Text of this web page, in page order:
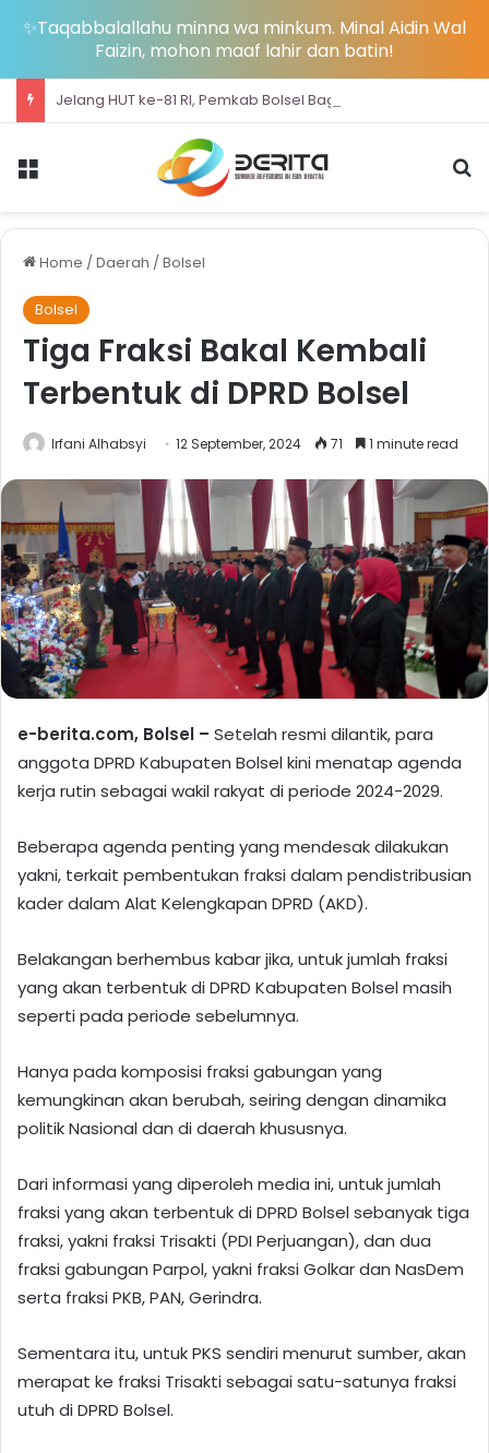
✨Taqabbalallahu minna wa minkum. Minal Aidin Wal
Faizin, mohon maaf lahir dan batin!
Home / Daerah / Bolsel
Bolsel
Tiga Fraksi Bakal Kembali
Terbentuk di DPRD Bolsel
Irfani Alhabsyi 12 September, 2024 71 1 minute read
e-berita.com, Bolsel – Setelah resmi dilantik, para
anggota DPRD Kabupaten Bolsel kini menatap agenda
kerja rutin sebagai wakil rakyat di periode 2024-2029.
Beberapa agenda penting yang mendesak dilakukan
yakni, terkait pembentukan fraksi dalam pendistribusian
kader dalam Alat Kelengkapan DPRD (AKD).
Belakangan berhembus kabar jika, untuk jumlah fraksi
yang akan terbentuk di DPRD Kabupaten Bolsel masih
seperti pada periode sebelumnya.
Hanya pada komposisi fraksi gabungan yang
kemungkinan akan berubah, seiring dengan dinamika
politik Nasional dan di daerah khususnya.
Dari informasi yang diperoleh media ini, untuk jumlah
fraksi yang akan terbentuk di DPRD Bolsel sebanyak tiga
fraksi, yakni fraksi Trisakti (PDI Perjuangan), dan dua
fraksi gabungan Parpol, yakni fraksi Golkar dan NasDem
serta fraksi PKB, PAN, Gerindra.
Sementara itu, untuk PKS sendiri menurut sumber, akan
merapat ke fraksi Trisakti sebagai satu-satunya fraksi
utuh di DPRD Bolsel.